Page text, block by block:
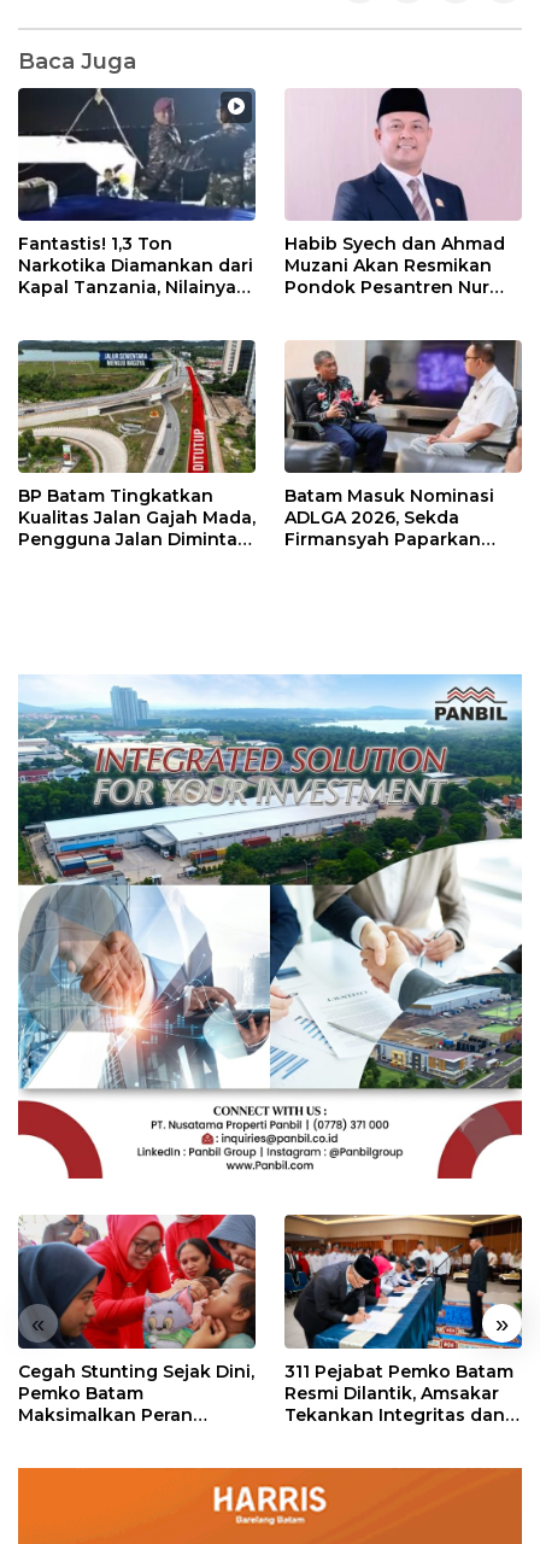
Baca Juga
Fantastis! 1,3 Ton
Narkotika Diamankan dari
Kapal Tanzania, Nilainya
Habib Syech dan Ahmad
Muzani Akan Resmikan
Pondok Pesantren Nur
BP Batam Tingkatkan
Kualitas Jalan Gajah Mada,
Pengguna Jalan Diminta
Batam Masuk Nominasi
ADLGA 2026, Sekda
Firmansyah Paparkan
« »
Cegah Stunting Sejak Dini,
Pemko Batam
Maksimalkan Peran
311 Pejabat Pemko Batam
Resmi Dilantik, Amsakar
Tekankan Integritas dan